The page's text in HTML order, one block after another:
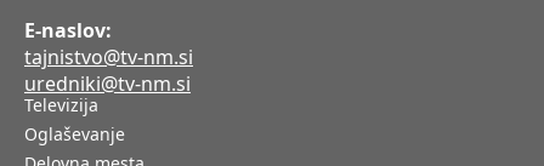
E-naslov:
tajnistvo@tv-nm.si
uredniki@tv-nm.si
Televizija
Oglaševanje